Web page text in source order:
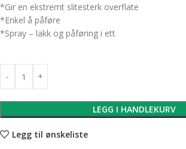
*Gir en ekstremt slitesterk overflate
*Enkel å påføre
*Spray – lakk og påføring i ett
LEGG I HANDLEKURV
Legg til ønskeliste